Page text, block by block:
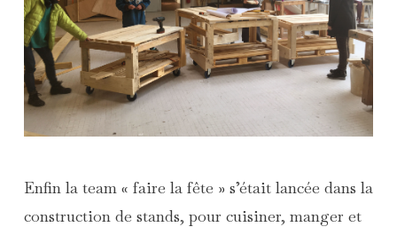
Enfin la team « faire la fête » s’était lancée dans la
construction de stands, pour cuisiner, manger et